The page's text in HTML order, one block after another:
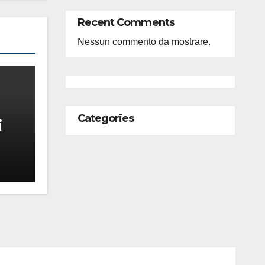
Recent Comments
Nessun commento da mostrare.
Categories